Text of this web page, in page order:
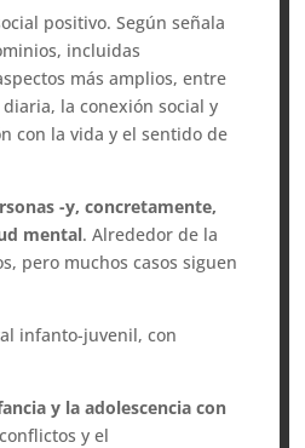
positivo. Según señala
incluidas
más amplios, entre
la conexión social y
con la vida y el sentido de
-y, concretamente,
mental. Alrededor de la
pero muchos casos siguen
infanto-juvenil, con
y la adolescencia con
y el